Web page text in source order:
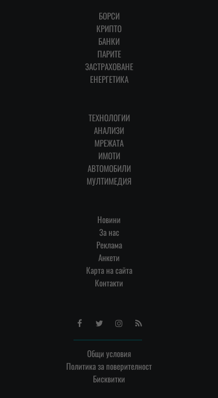
БОРСИ
КРИПТО
БАНКИ
ПАРИТЕ
ЗАСТРАХОВАНЕ
ЕНЕРГЕТИКА
ТЕХНОЛОГИИ
АНАЛИЗИ
МРЕЖАТА
ИМОТИ
АВТОМОБИЛИ
МУЛТИМЕДИЯ
Новини
За нас
Реклама
Анкети
Карта на сайта
Контакти
FacebookTwitterInstagram
RSS
Общи условия
Политика за поверителност
Бисквитки